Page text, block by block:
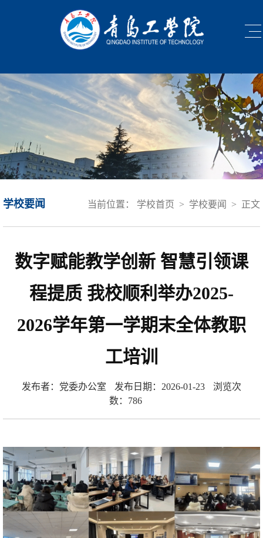
当前位置： 学校首页 > 学校要闻 > 正文
学校要闻
数字赋能教学创新 智慧引领课
程提质 我校顺利举办2025-
2026学年第一学期末全体教职
工培训
发布者：党委办公室 发布日期：2026-01-23
浏览次
数： 786